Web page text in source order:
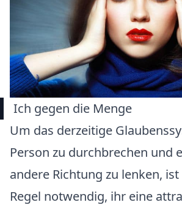
Ich gegen die Menge
Um das derzeitige
Person zu durchbrechen und
andere Richtung zu lenken,
Regel notwendig, ihr eine